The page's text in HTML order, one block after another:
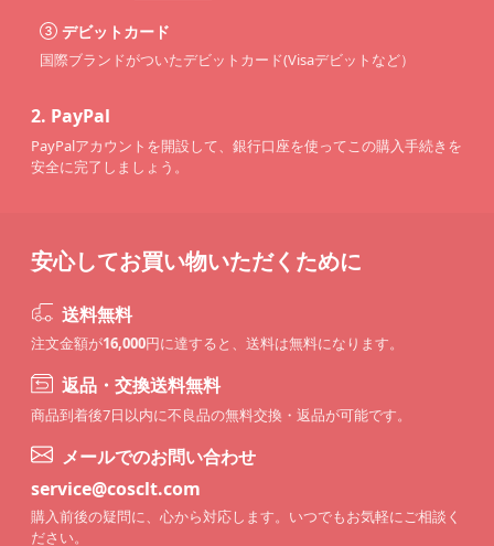
デビットカード
国際ブランドがついたデビットカード(Visaデビットなど）
2. PayPal
PayPalアカウントを開設して、銀行口座を使ってこの購入手続きを
安全に完了しましょう。
安心してお買い物いただくために
送料無料
注文金額が16,000円に達すると、送料は無料になります。
返品・交換送料無料
商品到着後7日以内に不良品の無料交換・返品が可能です。
メールでのお問い合わせ
service@cosclt.com
購入前後の疑問に、心から対応します。いつでもお気軽にご相談く
ださい。